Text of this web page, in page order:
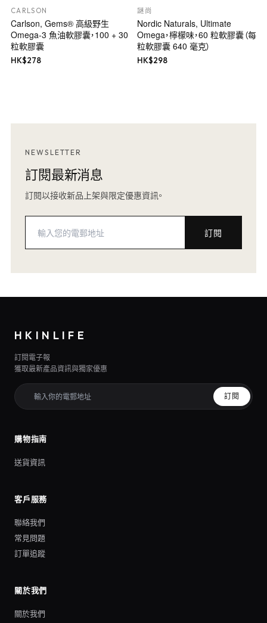
CARLSON
Carlson, Gems® 高級野生
Omega-3 魚油軟膠囊，100 + 30
粒軟膠囊
HK$278
謎尚
Nordic Naturals, Ultimate
Omega，檸檬味，60 粒軟膠囊（每
粒軟膠囊 640 毫克）
HK$298
NEWSLETTER
訂閱最新消息
訂閱以接收新品上架與限定優惠資訊。
訂閱
HKINLIFE
訂閱電子報
獲取最新產品資訊與獨家優惠
訂閱
購物指南
送貨資訊
客戶服務
聯絡我們
常見問題
訂單追蹤
關於我們
關於我們